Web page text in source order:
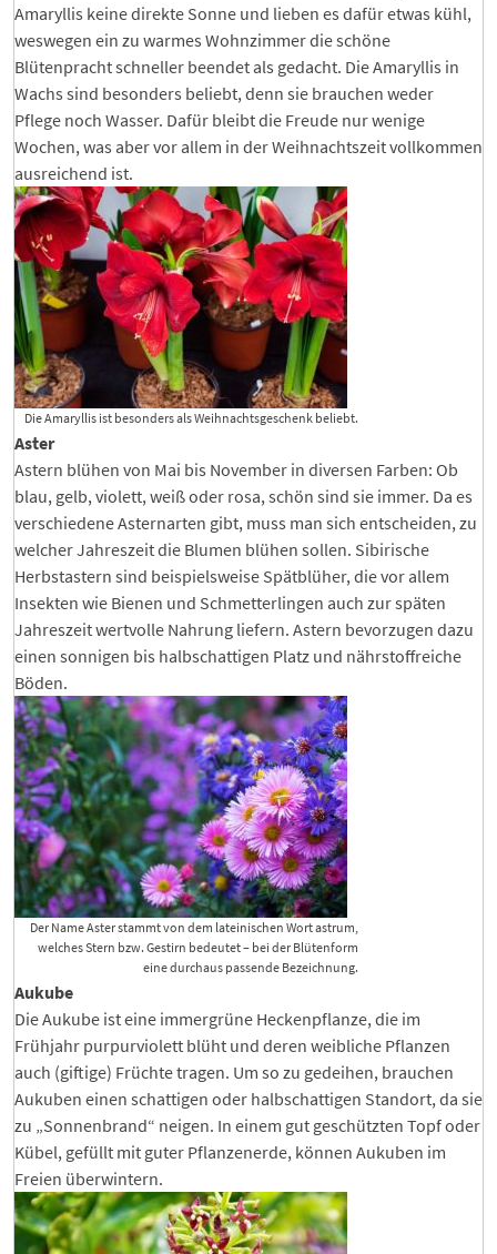
Amaryllis keine direkte Sonne und lieben es dafür etwas kühl,
weswegen ein zu warmes Wohnzimmer die schöne
Blütenpracht schneller beendet als gedacht. Die Amaryllis in
Wachs sind besonders beliebt, denn sie brauchen weder
Pflege noch Wasser. Dafür bleibt die Freude nur wenige
Wochen, was aber vor allem in der Weihnachtszeit vollkommen
ausreichend ist.
Die Amaryllis ist besonders als Weihnachtsgeschenk beliebt.
Aster
Astern blühen von Mai bis November in diversen Farben: Ob
blau, gelb, violett, weiß oder rosa, schön sind sie immer. Da es
verschiedene Asternarten gibt, muss man sich entscheiden, zu
welcher Jahreszeit die Blumen blühen sollen. Sibirische
Herbstastern sind beispielsweise Spätblüher, die vor allem
Insekten wie Bienen und Schmetterlingen auch zur späten
Jahreszeit wertvolle Nahrung liefern. Astern bevorzugen dazu
einen sonnigen bis halbschattigen Platz und nährstoffreiche
Böden.
Der Name Aster stammt von dem lateinischen Wort astrum,
welches Stern bzw. Gestirn bedeutet – bei der Blütenform
eine durchaus passende Bezeichnung.
Aukube
Die Aukube ist eine immergrüne Heckenpflanze, die im
Frühjahr purpurviolett blüht und deren weibliche Pflanzen
auch (giftige) Früchte tragen. Um so zu gedeihen, brauchen
Aukuben einen schattigen oder halbschattigen Standort, da sie
zu „Sonnenbrand“ neigen. In einem gut geschützten Topf oder
Kübel, gefüllt mit guter Pflanzenerde, können Aukuben im
Freien überwintern.